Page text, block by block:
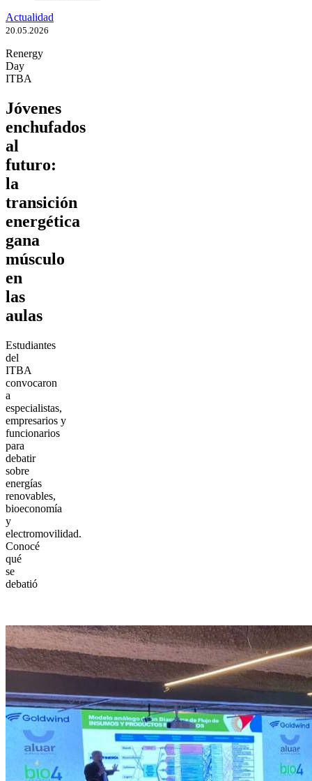
Actualidad
20.05.2026
Renergy
Day
ITBA
Jóvenes
enchufados
al
futuro:
la
transición
energética
gana
músculo
en
las
aulas
Estudiantes
del
ITBA
convocaron
a
especialistas,
empresarios y
funcionarios
para
debatir
sobre
energías
renovables,
bioeconomía
y
electromovilidad.
Conocé
qué
se
debatió